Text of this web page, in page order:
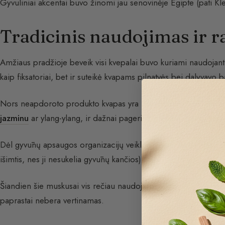
Gyvuliniai akcentai buvo žinomi jau senovinėje Egipte (pati
Tradicinis naudojimas ir
Amžiaus pradžioje beveik visi kvepalai buvo kuriami
kaip fiksatoriai, bet ir suteikė kvapams pilnatvės bei dalyvavo
Nors neapdoroto produkto kvapas yra itin stiprus, jis
jazminu ar ylang-ylang, ir dažnai pagerina kvepalų darną,
Dėl gyvūnų apsaugos organizacijų veiklos gyvuliniai akcentai
išimtis, nes ji nesukelia gyvūnų kančios).
Šiandien šie muskusai vis rečiau naudojami parfumerijoje,
paprastai nebera vertinamas.